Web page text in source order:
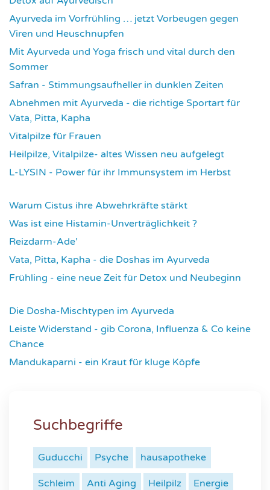
Ayurveda im Vorfrühling … jetzt Vorbeugen gegen
Viren und Heuschnupfen
Mit Ayurveda und Yoga frisch und vital durch den
Sommer
Safran - Stimmungsaufheller in dunklen Zeiten
Abnehmen mit Ayurveda - die richtige Sportart für
Vata, Pitta, Kapha
Vitalpilze für Frauen
Heilpilze, Vitalpilze- altes Wissen neu aufgelegt
L-LYSIN - Power für ihr Immunsystem im Herbst
Warum Cistus ihre Abwehrkräfte stärkt
Was ist eine Histamin-Unverträglichkeit ?
Reizdarm-Ade’
Vata, Pitta, Kapha - die Doshas im Ayurveda
Frühling - eine neue Zeit für Detox und Neubeginn
Die Dosha-Mischtypen im Ayurveda
Leiste Widerstand - gib Corona, Influenza & Co keine
Chance
Mandukaparni - ein Kraut für kluge Köpfe
Suchbegriffe
Guducchi Psyche hausapotheke
Schleim Anti Aging Heilpilz Energie